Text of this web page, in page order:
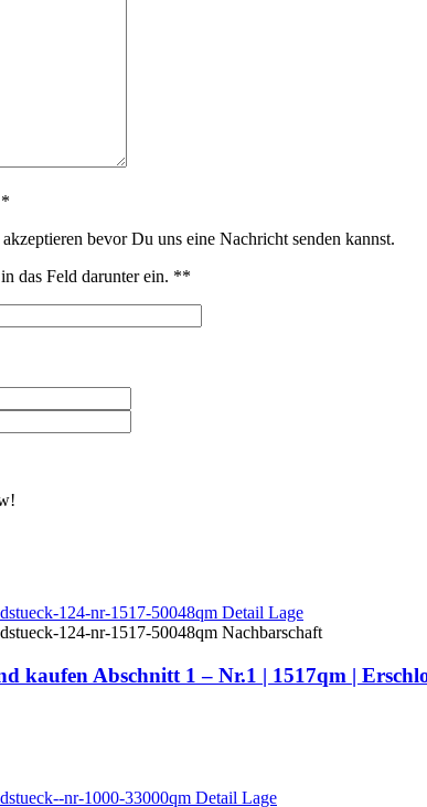
*
bevor Du uns eine Nachricht senden kannst.
das Feld darunter ein. **
kaufen Abschnitt 1 – Nr.1 | 1517qm |